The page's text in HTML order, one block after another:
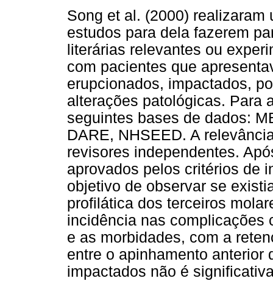
Song et al. (2000)
estudos para dela fazerem
literárias relevantes ou
com pacientes que
erupcionados, impactados,
alterações patológicas. Para
seguintes bases de dados:
DARE, NHSEED. A
revisores independentes.
aprovados pelos critérios de
objetivo de observar se
profilática dos terceiros
incidência nas complicações
e as morbidades, com a
entre o apinhamento
impactados não é